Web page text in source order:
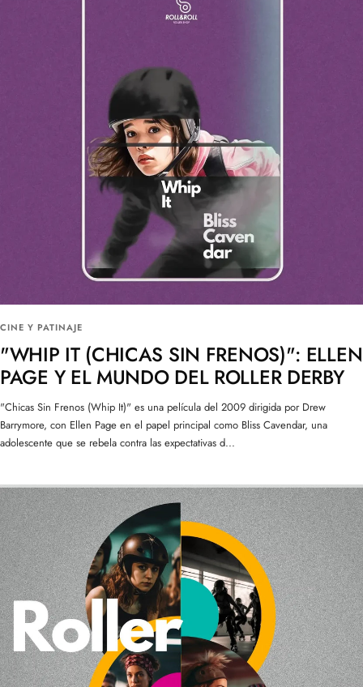
CINE Y PATINAJE
"WHIP IT (CHICAS SIN FRENOS)": ELLEN
PAGE Y EL MUNDO DEL ROLLER DERBY
"Chicas Sin Frenos (Whip It)" es una película del 2009 dirigida por Drew
Barrymore, con Ellen Page en el papel principal como Bliss Cavendar, una
adolescente que se rebela contra las expectativas d...